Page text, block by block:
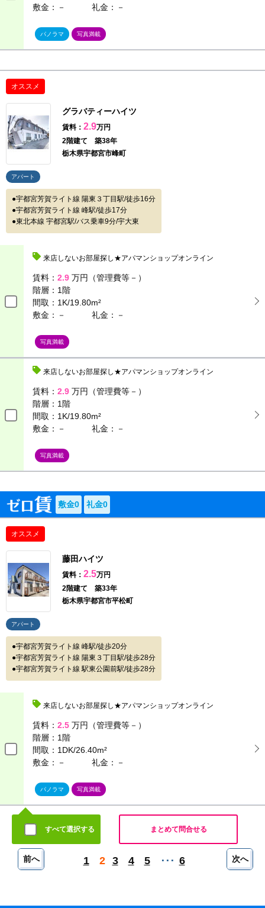
敷金：－
礼金：－
パノラマ 写真満載
オススメ
グラバティーハイツ
賃料： 2.9万円
2階建て 築38年
栃木県宇都宮市峰町
アパート
宇都宮芳賀ライト線 陽東３丁目駅/徒歩16分
宇都宮芳賀ライト線 峰駅/徒歩17分
東北本線 宇都宮駅/バス乗車9分/宇大東
来店しないお部屋探し★アパマンショップオンライン
賃料： 2.9 万円（管理費等－）
階層： 1階
間取： 1K/19.80m²
敷金：－
礼金：－
写真満載
来店しないお部屋探し★アパマンショップオンライン
賃料： 2.9 万円（管理費等－）
階層： 1階
間取： 1K/19.80m²
敷金：－
礼金：－
写真満載
敷金0 礼金0
オススメ
藤田ハイツ
賃料： 2.5万円
2階建て 築33年
栃木県宇都宮市平松町
アパート
宇都宮芳賀ライト線 峰駅/徒歩20分
宇都宮芳賀ライト線 陽東３丁目駅/徒歩28分
宇都宮芳賀ライト線 駅東公園前駅/徒歩28分
来店しないお部屋探し★アパマンショップオンライン
賃料： 2.5 万円（管理費等－）
階層： 1階
間取： 1DK/26.40m²
敷金：－
礼金：－
パノラマ 写真満載
すべて選択する まとめて問合せる
前へ 1 2 3 4 5 ･･･ 6 次へ